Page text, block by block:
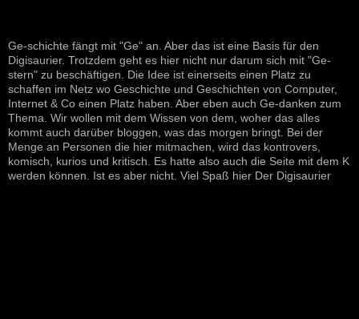
Ge-schichte fängt mit "Ge" an. Aber das ist eine Basis für den
Digisaurier. Trotzdem geht es hier nicht nur darum sich mit "Ge-
stern" zu beschäftigen. Die Idee ist einerseits einen Platz zu
schaffen im Netz wo Geschichte und Geschichten von Computer,
Internet & Co einen Platz haben. Aber eben auch Ge-danken zum
Thema. Wir wollen mit dem Wissen von dem, woher das alles
kommt auch darüber bloggen, was das morgen bringt. Bei der
Menge an Personen die hier mitmachen, wird das kontrovers,
komisch, kurios und kritisch. Es hatte also auch die Seite mit dem K
werden können. Ist es aber nicht. Viel Spaß hier Der Digisaurier